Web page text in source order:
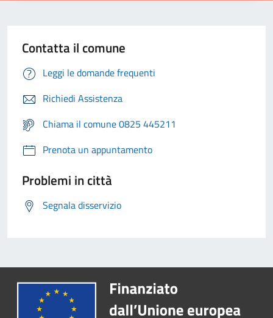
Contatta il comune
Leggi le domande frequenti
Richiedi Assistenza
Chiama il comune 0825 445211
Prenota un appuntamento
Problemi in città
Segnala disservizio